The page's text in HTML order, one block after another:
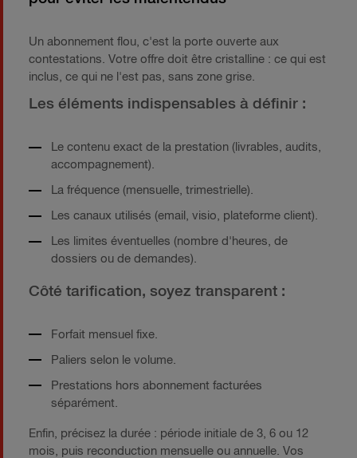
Un abonnement flou, c'est la porte ouverte aux
contestations. Votre offre doit être cristalline : ce qui est
inclus, ce qui ne l'est pas, sans zone grise.
Les éléments indispensables à définir :
Le contenu exact de la prestation (livrables, audits,
accompagnement).
La fréquence (mensuelle, trimestrielle).
Les canaux utilisés (email, visio, plateforme client).
Les limites éventuelles (nombre d'heures, de
dossiers ou de demandes).
Côté tarification, soyez transparent :
Forfait mensuel fixe.
Paliers selon le volume.
Prestations hors abonnement facturées
séparément.
Enfin, précisez la durée : période initiale de 3, 6 ou 12
mois, puis reconduction mensuelle ou annuelle. Vos